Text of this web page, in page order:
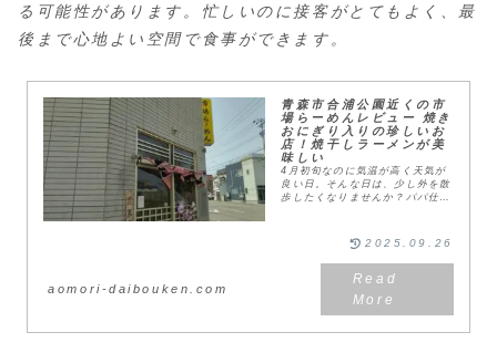
る可能性があります。忙しいのに接客がとてもよく、最
後まで心地よい空間で食事ができます。
青森市合浦公園近くの市
場らーめんレビュー 焼き
おにぎり入りの珍しいお
店！焼干しラーメンが美
味しい
4月初旬なのに気温が高く天気が
良い日。そんな日は、少し外を散
歩したくなりませんか？パパ仕事
い！ママお昼だし、ついでにラー
メン食べようよ！とい...
aomori-daibouken.com
2025.09.26